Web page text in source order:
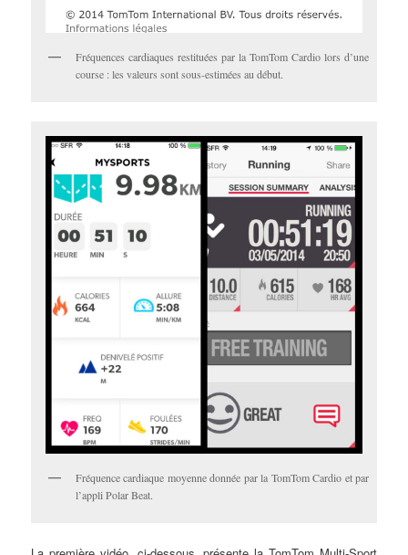
Fréquences cardiaques restituées par la TomTom Cardio lors d’une
course : les valeurs sont sous-estimées au début.
Fréquence cardiaque moyenne donnée par la TomTom Cardio et par
l’appli Polar Beat.